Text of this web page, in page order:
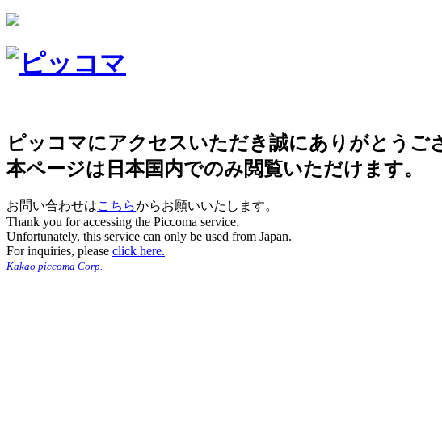
ピッコマにアクセスいただき誠にありがとうご
本ページは日本国内でのみ閲覧いただけます。
お問い合わせはこちらからお願いいたします。
Thank you for accessing the Piccoma service.
Unfortunately, this service can only be used from Japan.
For inquiries, please click here.
Kakao piccoma Corp.